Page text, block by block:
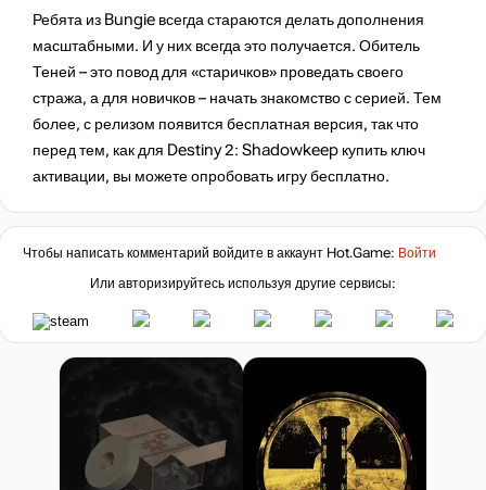
Ребята из Bungie всегда стараются делать дополнения
масштабными. И у них всегда это получается. Обитель
Теней – это повод для «старичков» проведать своего
стража, а для новичков – начать знакомство с серией. Тем
более, с релизом появится бесплатная версия, так что
перед тем, как для Destiny 2: Shadowkeep купить ключ
активации, вы можете опробовать игру бесплатно.
Чтобы написать комментарий войдите в аккаунт Hot.Game: Войти
Или авторизируйтесь используя другие сервисы: